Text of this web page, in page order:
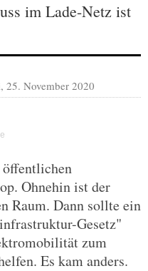
im Lade-Netz ist
25. November 2020
Ohnehin ist der
Raum. Dann sollte ein
Gesetz"
zum
Es kam anders.